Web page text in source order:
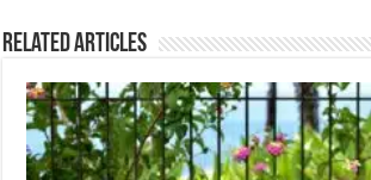
Related Articles